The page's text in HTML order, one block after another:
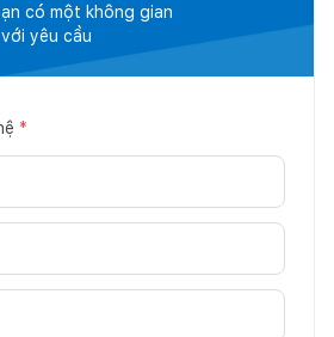
có một không gian
yêu cầu
*